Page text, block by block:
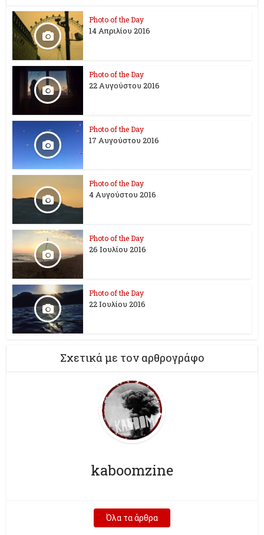
Photo of the Day
14 Απριλίου 2016
Photo of the Day
22 Αυγούστου 2016
Photo of the Day
17 Aυγούστου 2016
Photo of the Day
4 Αυγούστου 2016
Photo of the Day
26 Ioυλίου 2016
Photo of the Day
22 Ιουλίου 2016
Σχετικά με τον αρθρογράφο
kaboomzine
Όλα τα άρθρα